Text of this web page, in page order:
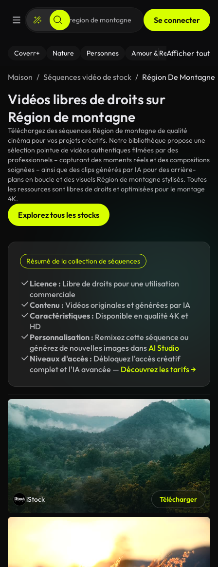
Se connecter
Coverr+ Nature Personnes Amour & Relations Le
Afficher tout
Maison Séquences vidéo de stock Région De Montagne
Vidéos libres de droits sur
Région de montagne
Téléchargez des séquences Région de montagne de qualité
cinéma pour vos projets créatifs. Notre bibliothèque propose une
sélection pointue de vidéos authentiques filmées par des
professionnels – capturant des moments réels et des compositions
soignées – ainsi que des clips générés par IA pour des arrière-
plans en boucle et des visuels Région de montagne stylisés. Toutes
les ressources sont libres de droits et optimisées pour le montage
4K.
Explorez tous les stocks
Résumé de la collection de séquences
Licence : Libre de droits pour une utilisation
commerciale
Contenu : Vidéos originales et générées par IA
Caractéristiques : Disponible en qualité 4K et
HD
Personnalisation : Remixez cette séquence ou
générez de nouvelles images dansAI Studio
Niveaux d'accès : Débloquez l'accès créatif
complet et l'IA avancée — Découvrez les tarifs →
iStock Télécharger